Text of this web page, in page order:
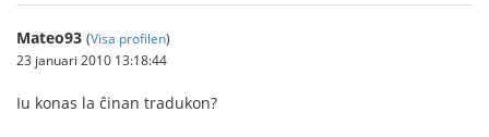
Mateo93 (Visa profilen)
23 januari 2010 13:18:44
Iu konas la ĉinan tradukon?